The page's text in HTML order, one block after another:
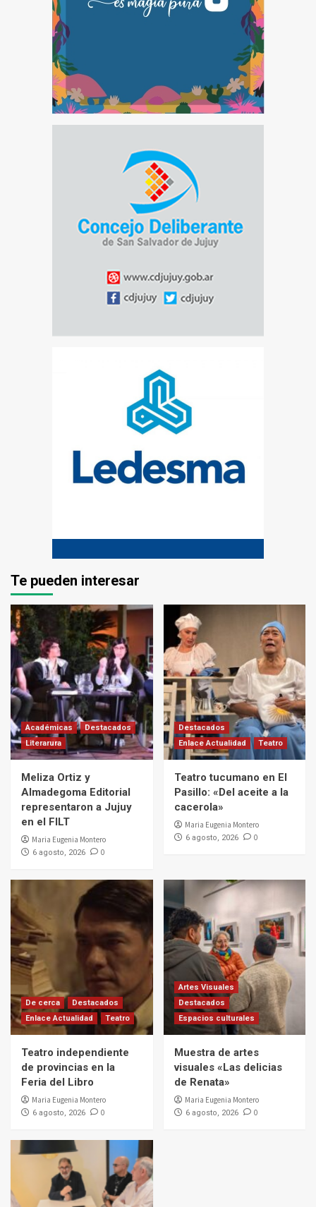
Te pueden interesar
Académicas
Destacados
Literarura
Meliza Ortiz y
Almadegoma Editorial
representaron a Jujuy
en el FILT
Maria Eugenia Montero
6 agosto, 2026 0
Destacados
Enlace Actualidad
Teatro
Teatro tucumano en El
Pasillo: «Del aceite a la
cacerola»
Maria Eugenia Montero
6 agosto, 2026 0
De cerca
Destacados
Enlace Actualidad
Teatro
Teatro independiente
de provincias en la
Feria del Libro
Maria Eugenia Montero
6 agosto, 2026 0
Artes Visuales
Destacados
Espacios culturales
Muestra de artes
visuales «Las delicias
de Renata»
Maria Eugenia Montero
6 agosto, 2026 0